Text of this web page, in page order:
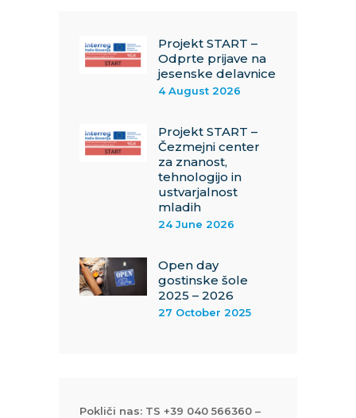
Projekt START –
Odprte prijave na
jesenske delavnice
4 August 2026
Projekt START –
Čezmejni center
za znanost,
tehnologijo in
ustvarjalnost
mladih
24 June 2026
Open day
gostinske šole
2025 – 2026
27 October 2025
Pokliči nas: TS +39 040 566360 –